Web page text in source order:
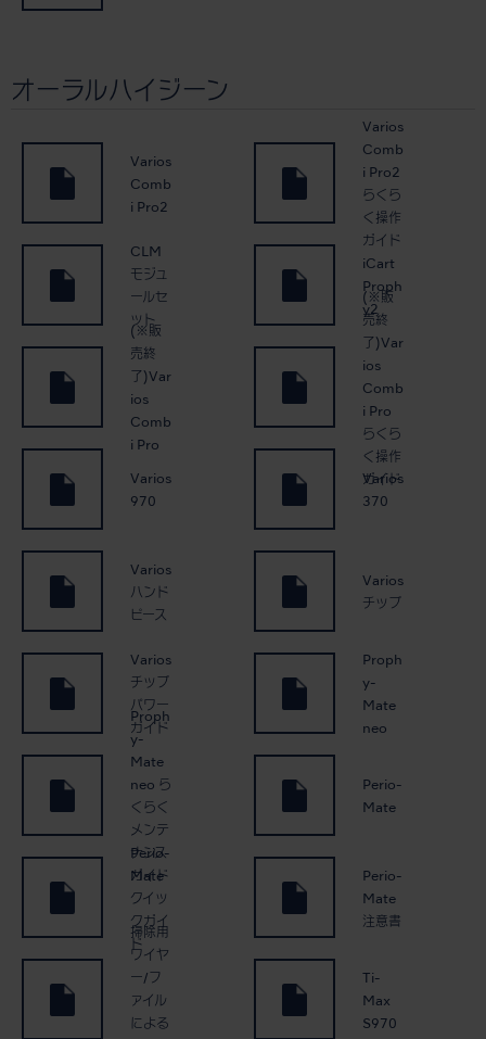
オーラルハイジーン
Varios
Comb
i Pro2
Varios
Comb
i Pro2
らくら
く操作
ガイド
CLM
モジュ
ールセ
ット
iCart
Proph
y2
(※販
売終
了)Var
ios
Comb
i Pro
(※販
売終
了)Var
ios
Comb
i Pro
らくら
く操作
ガイド
Varios
970
Varios
370
Varios
ハンド
ピース
Varios
チップ
Varios
チップ
パワー
ガイド
Proph
y-
Mate
neo
Proph
y-
Mate
neo ら
くらく
メンテ
ナンス
ガイド
Perio-
Mate
Perio-
Mate
クイッ
クガイ
ド
Perio-
Mate
注意書
掃除用
ワイヤ
ー/フ
ァイル
による
Ti-
Max
S970